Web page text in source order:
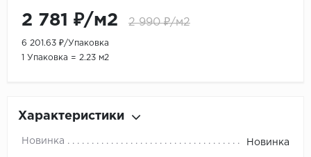
2 781 ₽/м2 2 990 ₽/м2
6 201.63 ₽/Упаковка
1 Упаковка = 2.23 м2
Характеристики
Новинка Новинка